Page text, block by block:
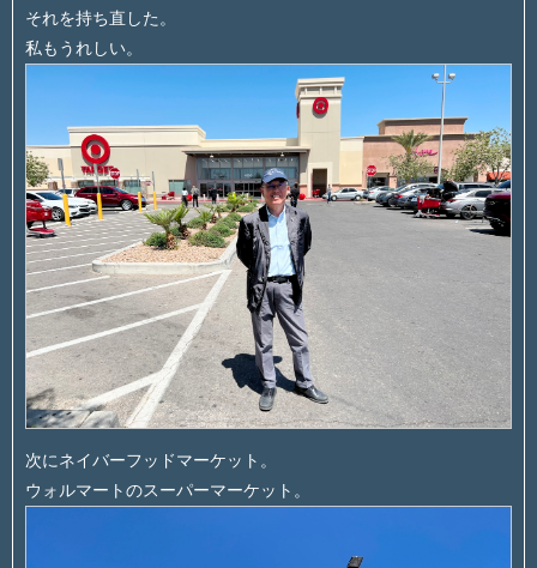
それを持ち直した。
私もうれしい。
次にネイバーフッドマーケット。
ウォルマートのスーパーマーケット。